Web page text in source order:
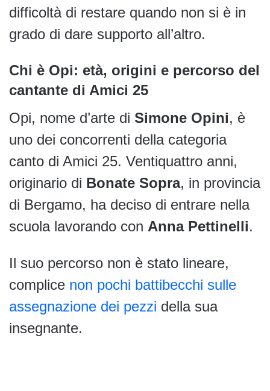
difficoltà di restare quando non si è in
grado di dare supporto all’altro.
Chi è Opi: età, origini e percorso del
cantante di Amici 25
Opi, nome d’arte di Simone Opini, è
uno dei concorrenti della categoria
canto di Amici 25. Ventiquattro anni,
originario di Bonate Sopra, in provincia
di Bergamo, ha deciso di entrare nella
scuola lavorando con Anna Pettinelli.
Il suo percorso non è stato lineare,
complice non pochi battibecchi sulle
assegnazione dei pezzi della sua
insegnante.